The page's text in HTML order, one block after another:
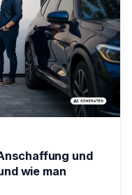
und
wie man